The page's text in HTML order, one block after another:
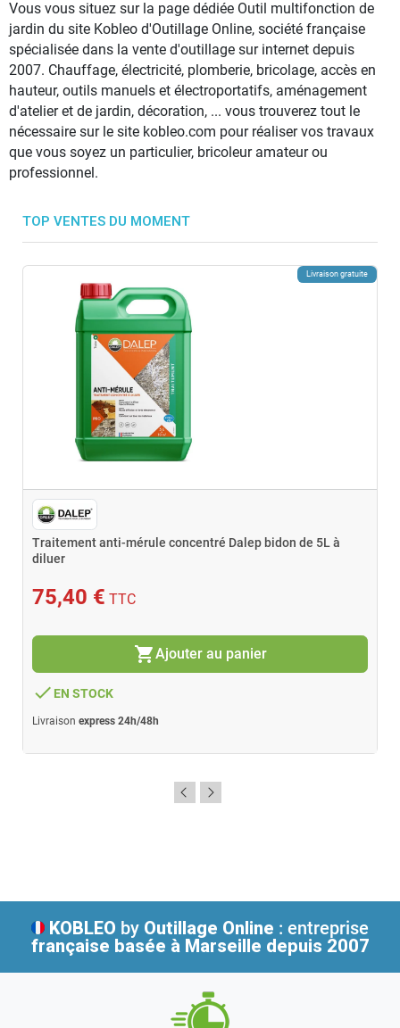
Vous vous situez sur la page dédiée Outil multifonction de
jardin du site Kobleo d'Outillage Online, société française
spécialisée dans la vente d'outillage sur internet depuis
2007. Chauffage, électricité, plomberie, bricolage, accès en
hauteur, outils manuels et électroportatifs, aménagement
d'atelier et de jardin, décoration, ... vous trouverez tout le
nécessaire sur le site kobleo.com pour réaliser vos travaux
que vous soyez un particulier, bricoleur amateur ou
professionnel.
TOP VENTES DU MOMENT
Livraison gratuite
Traitement anti-mérule concentré Dalep bidon de 5L à
diluer
75,40 € TTC
shopping_cartAjouter au panier
done EN STOCK
Livraison express 24h/48h
KOBLEO by Outillage Online : entreprise
française basée à Marseille depuis 2007